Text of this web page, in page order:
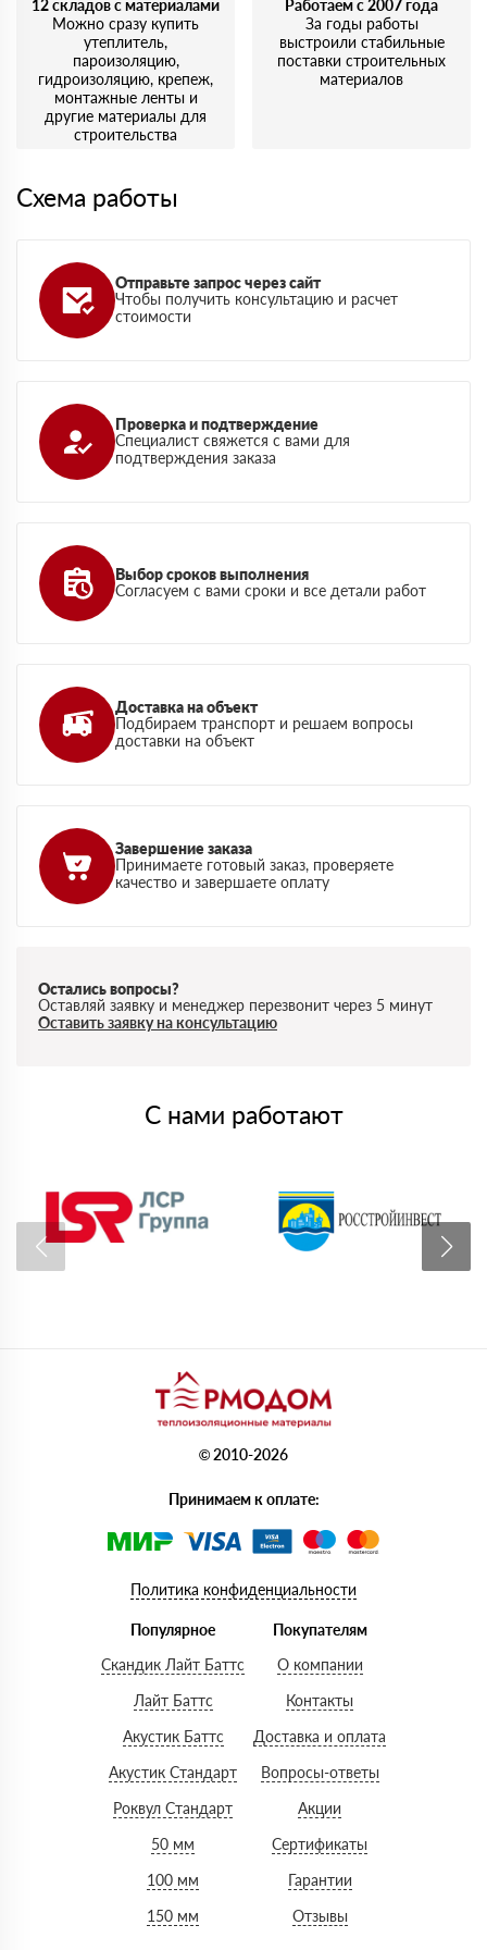
12 складов с материалами
Можно сразу купить
утеплитель,
пароизоляцию,
гидроизоляцию, крепеж,
монтажные ленты и
другие материалы для
строительства
Работаем с 2007 года
За годы работы
выстроили стабильные
поставки строительных
материалов
Схема работы
Отправьте запрос через сайт
Чтобы получить консультацию и расчет
стоимости
Проверка и подтверждение
Специалист свяжется с вами для
подтверждения заказа
Выбор сроков выполнения
Согласуем с вами сроки и все детали работ
Доставка на объект
Подбираем транспорт и решаем вопросы
доставки на объект
Завершение заказа
Принимаете готовый заказ, проверяете
качество и завершаете оплату
Остались вопросы?
Оставляй заявку и менеджер перезвонит через 5 минут
Оставить заявку на консультацию
С нами работают
© 2010-2026
Принимаем к оплате:
Политика конфиденциальности
Популярное
Скандик Лайт Баттс
Лайт Баттс
Акустик Баттс
Акустик Стандарт
Роквул Стандарт
50 мм
100 мм
150 мм
Покупателям
О компании
Контакты
Доставка и оплата
Вопросы-ответы
Акции
Сертификаты
Гарантии
Отзывы